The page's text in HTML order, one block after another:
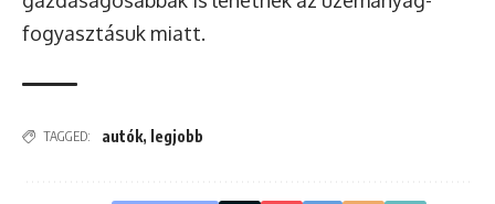
fogyasztásuk miatt.
TAGGED: autók, legjobb